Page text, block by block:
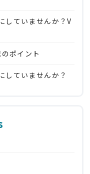
していませんか？V
ポイント
していませんか？